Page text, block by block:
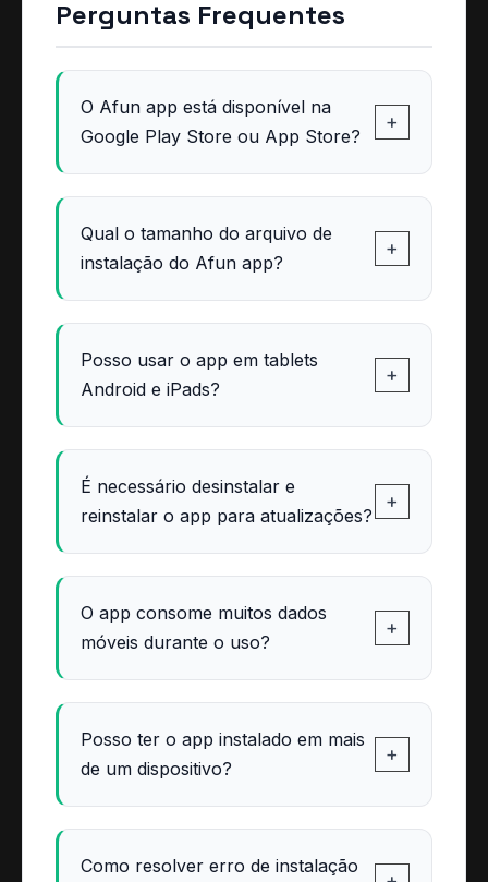
Perguntas Frequentes
O Afun app está disponível na
Google Play Store ou App Store?
+
Qual o tamanho do arquivo de
instalação do Afun app?
+
Posso usar o app em tablets
Android e iPads?
+
É necessário desinstalar e
reinstalar o app para atualizações?
+
O app consome muitos dados
móveis durante o uso?
+
Posso ter o app instalado em mais
de um dispositivo?
+
Como resolver erro de instalação